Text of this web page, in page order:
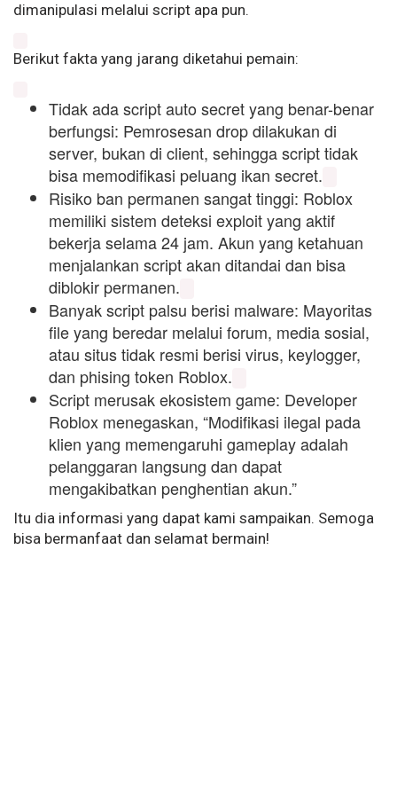
dimanipulasi melalui script apa pun.
Berikut fakta yang jarang diketahui pemain:
Tidak ada script auto secret yang benar-benar
berfungsi: Pemrosesan drop dilakukan di
server, bukan di client, sehingga script tidak
bisa memodifikasi peluang ikan secret.
Risiko ban permanen sangat tinggi: Roblox
memiliki sistem deteksi exploit yang aktif
bekerja selama 24 jam. Akun yang ketahuan
menjalankan script akan ditandai dan bisa
diblokir permanen.
Banyak script palsu berisi malware: Mayoritas
file yang beredar melalui forum, media sosial,
atau situs tidak resmi berisi virus, keylogger,
dan phising token Roblox.
Script merusak ekosistem game: Developer
Roblox menegaskan, “Modifikasi ilegal pada
klien yang memengaruhi gameplay adalah
pelanggaran langsung dan dapat
mengakibatkan penghentian akun.”
Itu dia informasi yang dapat kami sampaikan. Semoga
bisa bermanfaat dan selamat bermain!